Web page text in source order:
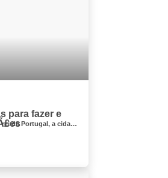
para fazer e
No berço e lar do primeiro rei de Portugal, a cidade de Guimarães é o berço de Portugal. O centro histórico e ...